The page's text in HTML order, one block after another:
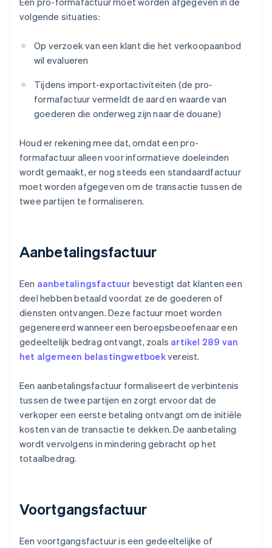
volgende situaties:
Op verzoek van een klant die het verkoopaanbod
wil evalueren
Tijdens import-exportactiviteiten (de pro-
formafactuur vermeldt de aard en waarde van
goederen die onderweg zijn naar de douane)
Houd er rekening mee dat, omdat een pro-
formafactuur alleen voor informatieve doeleinden
wordt gemaakt, er nog steeds een standaardfactuur
moet worden afgegeven om de transactie tussen de
twee partijen te formaliseren.
Aanbetalingsfactuur
Een aanbetalingsfactuur bevestigt dat klanten een
deel hebben betaald voordat ze de goederen of
diensten ontvangen. Deze factuur moet worden
gegenereerd wanneer een beroepsbeoefenaar een
gedeeltelijk bedrag ontvangt, zoals artikel 289 van
het algemeen belastingwetboekvereist.
Een aanbetalingsfactuur formaliseert de verbintenis
tussen de twee partijen en zorgt ervoor dat de
verkoper een eerste betaling ontvangt om de initiële
kosten van de transactie te dekken. De aanbetaling
wordt vervolgens in mindering gebracht op het
totaalbedrag.
Voortgangsfactuur
Een voortgangsfactuur is een gedeeltelijke of